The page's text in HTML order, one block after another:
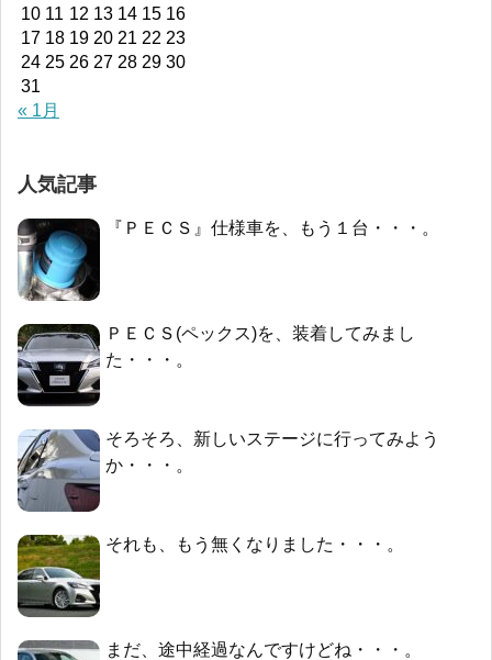
10 11 12 13 14 15 16
17 18 19 20 21 22 23
24 25 26 27 28 29 30
31
« 1月
人気記事
『ＰＥＣＳ』仕様車を、もう１台・・・。
ＰＥＣＳ(ペックス)を、装着してみまし
た・・・。
そろそろ、新しいステージに行ってみよう
か・・・。
それも、もう無くなりました・・・。
まだ、途中経過なんですけどね・・・。